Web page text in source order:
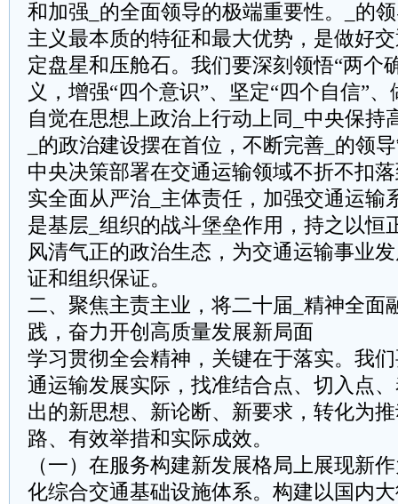
和加强_的全面领导的极端重要性。_的
主义最本质的特征和最大优势，是做好
定盘星和压舱石。我们要深刻领悟“两个
义，增强“四个意识”、坚定“四个自信”
自觉在思想上政治上行动上同_中央保持
_的政治建设摆在首位，不断完善_的领
中央决策部署在交通运输领域不折不扣
实全面从严治_主体责任，加强交通运输
是基层_组织的战斗堡垒作用，持之以恒
风清气正的政治生态，为交通运输事业
证和组织保证。
二、聚焦主责主业，将二十届_精神全面
践，奋力开创高质量发展新局面
学习贯彻全会精神，关键在于落实。我
通运输发展实际，找准结合点、切入点
出的新思想、新论断、新要求，转化为
路、有效举措和实际成效。
（一）在服务构建新发展格局上展现新
化综合交通基础设施体系。构建以国内